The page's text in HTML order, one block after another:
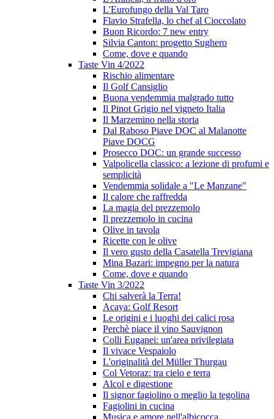
L'Eurofungo della Val Taro
Flavio Strafella, lo chef al Cioccolato
Buon Ricordo: 7 new entry
Silvia Canton: progetto Sughero
Come, dove e quando
Taste Vin 4/2022
Rischio alimentare
Il Golf Cansiglio
Buona vendemmia malgrado tutto
Il Pinot Grigio nel vigneto Italia
Il Marzemino nella storia
Dal Raboso Piave DOC al Malanotte
Piave DOCG
Prosecco DOC: un grande successo
Valpolicella classico: a lezione di profumi e
semplicità
Vendemmia solidale a "Le Manzane"
Il calore che raffredda
La magia del prezzemolo
Il prezzemolo in cucina
Olive in tavola
Ricette con le olive
Il vero gusto della Casatella Trevigiana
Mina Bazari: impegno per la natura
Come, dove e quando
Taste Vin 3/2022
Chi salverà la Terra!
Acaya: Golf Resort
Le origini e i luoghi dei calici rosa
Perchè piace il vino Sauvignon
Colli Euganei: un'area privilegiata
Il vivace Vespaiolo
L'originalità del Müller Thurgau
Col Vetoraz: tra cielo e terra
Alcol e digestione
Il signor fagiolino o meglio la tegolina
Fagiolini in cucina
Musica e amore nell'albicocca